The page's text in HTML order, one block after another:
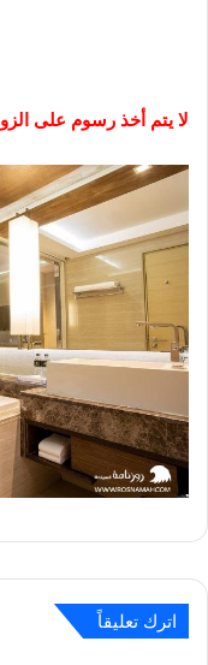
لا يتم أخذ رسوم على
اترك تعليقاً